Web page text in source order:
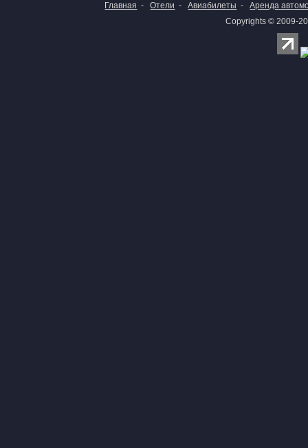
Главная - Отели - Авиабилеты -
Аренда
Copyrights © 2009-